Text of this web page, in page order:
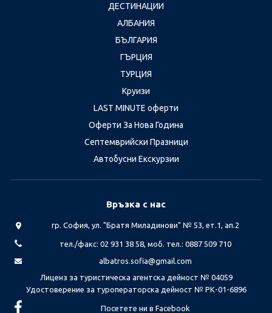
ДЕСТИНАЦИИ
АЛБАНИЯ
БЪЛГАРИЯ
ГЪРЦИЯ
ТУРЦИЯ
Круизи
LAST MINUTE оферти
Оферти За Нова Година
Септемврийски Празници
Автобусни Екскурзии
Връзка с нас
гр. София, ул. "Братя Миладинови" № 53, ет.1, ап.2
тел./факс: 02 931 38 58, моб. тел.: 0887 509 710
albatros.sofia@gmail.com
Лиценз за туристическа агентска дейност № 04059
Удостоверение за туроператорска дейност № РК-01-6896
Посетете ни в Facebook